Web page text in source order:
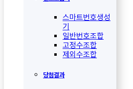
스마트번호생성
기
일반번호조합
고정수조합
제외수조합
당첨결과